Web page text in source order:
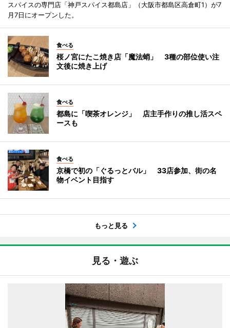
スパイスの専門店「神戸スパイス都島店」（大阪市都島区高倉町1）が7
月7日にオープンした。
食べる
桜ノ宮にたこ焼き店「魔法蛸」 3種の部位使い注
文後に焼き上げ
食べる
都島に「喫茶オレンジ」 店主手作りの推し活スペ
ースも
食べる
京橋で初の「ぐるっとバル」 33店参加、街の名
物イベント目指す
もっと見る
見る・遊ぶ